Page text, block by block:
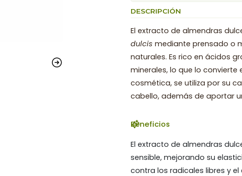
DESCRIPCIÓN
El extracto de almendras
dulcis mediante prensado o
naturales. Es rico en ácidos
minerales, lo que lo convierte
cosmética, se utiliza por su
cabello, además de aportar
Beneficios
El extracto de almendras
sensible, mejorando su
contra los radicales libres y